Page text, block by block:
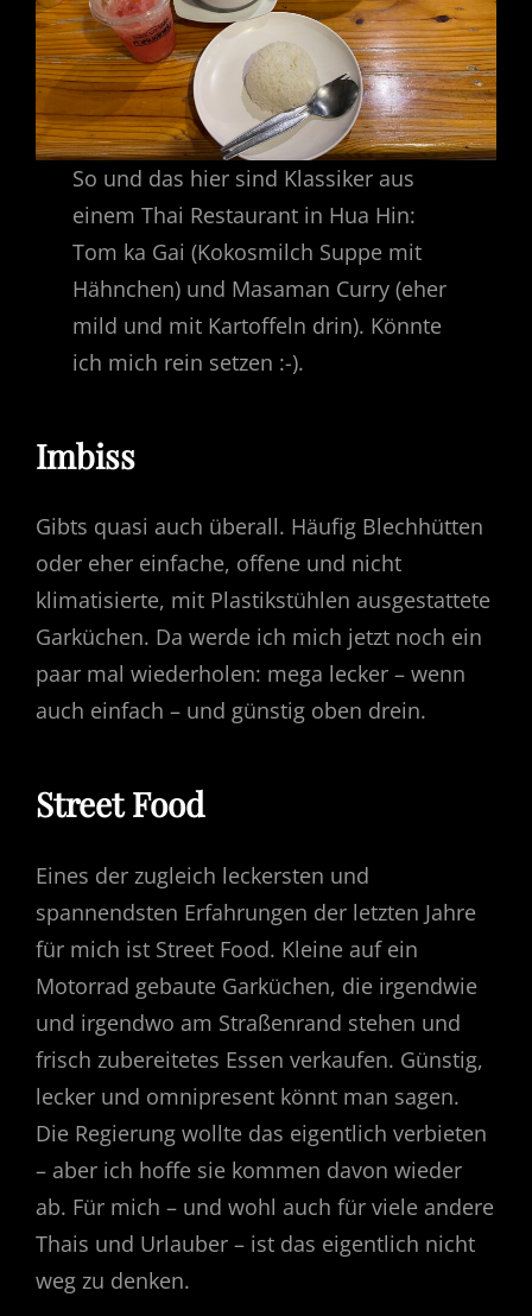
So und das hier sind Klassiker aus
einem Thai Restaurant in Hua Hin:
Tom ka Gai (Kokosmilch Suppe mit
Hähnchen) und Masaman Curry (eher
mild und mit Kartoffeln drin). Könnte
ich mich rein setzen :-).
Imbiss
Gibts quasi auch überall. Häufig Blechhütten
oder eher einfache, offene und nicht
klimatisierte, mit Plastikstühlen ausgestattete
Garküchen. Da werde ich mich jetzt noch ein
paar mal wiederholen: mega lecker – wenn
auch einfach – und günstig oben drein.
Street Food
Eines der zugleich leckersten und
spannendsten Erfahrungen der letzten Jahre
für mich ist Street Food. Kleine auf ein
Motorrad gebaute Garküchen, die irgendwie
und irgendwo am Straßenrand stehen und
frisch zubereitetes Essen verkaufen. Günstig,
lecker und omnipresent könnt man sagen.
Die Regierung wollte das eigentlich verbieten
– aber ich hoffe sie kommen davon wieder
ab. Für mich – und wohl auch für viele andere
Thais und Urlauber – ist das eigentlich nicht
weg zu denken.